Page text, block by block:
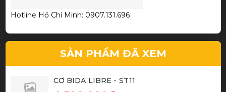
Phạm Thành Hiếu
Cơ bida chất
Hotline Hồ Chí Minh: 0907.131.696
SẢN PHẨM ĐÃ XEM
CƠ BIDA LIBRE - ST11